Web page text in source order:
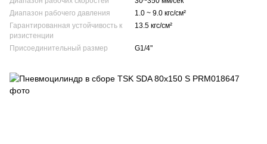
Диапазон рабочего давления
1.0 ~ 9.0 кгс/см²
Гарантированная устойчивость к
ризистенции
13.5 кгс/см²
Присоединительный размер G1/4"